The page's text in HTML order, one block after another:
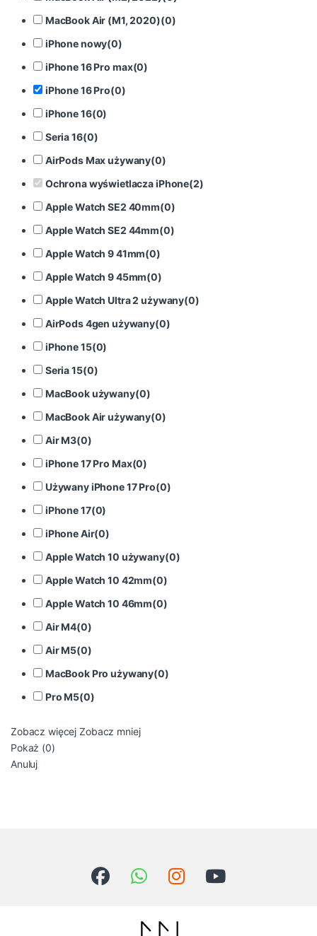
MacBook Air (M1, 2020)(0)
iPhone nowy(0)
iPhone 16 Pro max(0)
iPhone 16 Pro(0)
iPhone 16(0)
Seria 16(0)
AirPods Max używany(0)
Ochrona wyświetlacza iPhone(2)
Apple Watch SE2 40mm(0)
Apple Watch SE2 44mm(0)
Apple Watch 9 41mm(0)
Apple Watch 9 45mm(0)
Apple Watch Ultra 2 używany(0)
AirPods 4gen używany(0)
iPhone 15(0)
Seria 15(0)
MacBook używany(0)
MacBook Air używany(0)
Air M3(0)
iPhone 17 Pro Max(0)
Używany iPhone 17 Pro(0)
iPhone 17(0)
iPhone Air(0)
Apple Watch 10 używany(0)
Apple Watch 10 42mm(0)
Apple Watch 10 46mm(0)
Air M4(0)
Air M5(0)
MacBook Pro używany(0)
Pro M5(0)
Zobacz więcej Zobacz mniej
Pokaż (0)
Anuluj